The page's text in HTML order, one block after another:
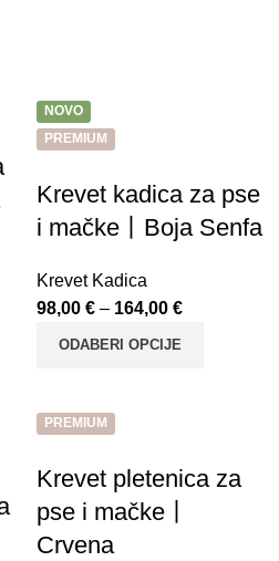
NOVO
PREMIUM
Krevet kadica za pse
i mačke丨Boja Senfa
Krevet Kadica
98,00 € – 164,00 €
ODABERI OPCIJE
PREMIUM
Krevet pletenica za
pse i mačke丨
Crvena